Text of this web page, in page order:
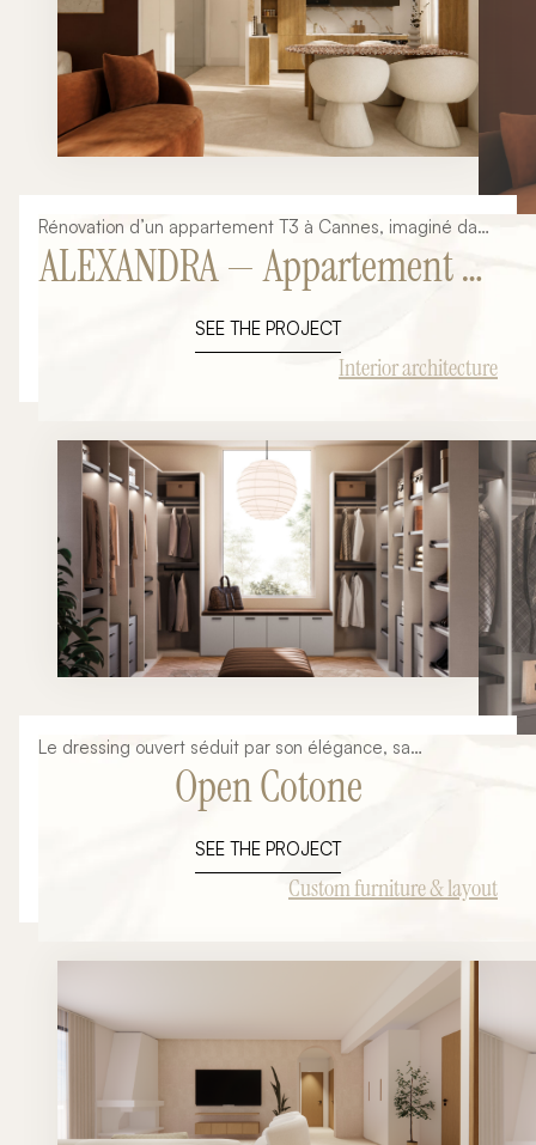
Rénovation d’un appartement T3 à Cannes, imaginé dans
une ambiance méditerranéenne contemporaine,
chaleureuse et audacieuse.
ALEXANDRA — Appartement T3
à Cannes
SEE THE PROJECT
Interior architecture
Le dressing ouvert séduit par son élégance, sa
fonctionnalité et sa capacité à transformer une chambre
en véritable suite parentale. Pensé comme un espace de
accessoire tout en offrant une organisation parfaitement
adaptée à votre quotidien. Cette composition Open 05
de la collection Orme illustre parfaitement cette
contemporaines et ses finitions italiennes haut de gamme
créent un espace raffiné où chaque détail est pensé pour
conjuguer esthétique et praticité. Chez Ambiance
Signature Collection, nous concevons chaque dressing
ouvert entièrement sur mesure afin qu'il s'intègre
naturellement à votre intérieur et réponde précisément à
vos habitudes de rangement.
Open Cotone
SEE THE PROJECT
Custom furniture & layout